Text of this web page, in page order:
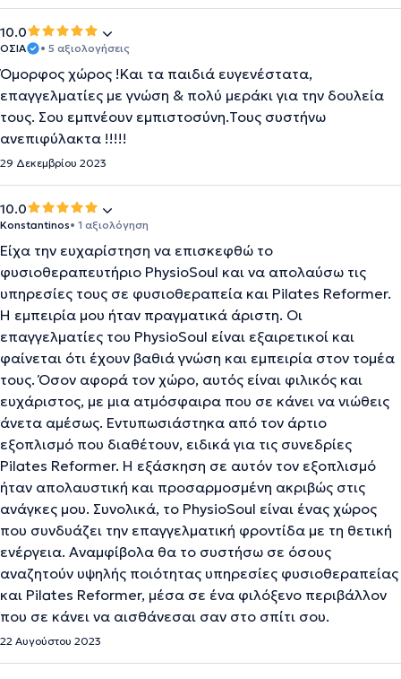
10.0
ΟΣΙΑ • 5 αξιολογήσεις
Όμορφος χώρος !Και τα παιδιά ευγενέστατα,
επαγγελματίες με γνώση & πολύ μεράκι για την δουλεία
τους. Σου εμπνέουν εμπιστοσύνη.Τους συστήνω
ανεπιφύλακτα !!!!!
29 Δεκεμβρίου 2023
10.0
Konstantinos• 1 αξιολόγηση
Είχα την ευχαρίστηση να επισκεφθώ το
φυσιοθεραπευτήριο PhysioSoul και να απολαύσω τις
υπηρεσίες τους σε φυσιοθεραπεία και Pilates Reformer.
Η εμπειρία μου ήταν πραγματικά άριστη. Οι
επαγγελματίες του PhysioSoul είναι εξαιρετικοί και
φαίνεται ότι έχουν βαθιά γνώση και εμπειρία στον τομέα
τους. Όσον αφορά τον χώρο, αυτός είναι φιλικός και
ευχάριστος, με μια ατμόσφαιρα που σε κάνει να νιώθεις
άνετα αμέσως. Εντυπωσιάστηκα από τον άρτιο
εξοπλισμό που διαθέτουν, ειδικά για τις συνεδρίες
Pilates Reformer. Η εξάσκηση σε αυτόν τον εξοπλισμό
ήταν απολαυστική και προσαρμοσμένη ακριβώς στις
ανάγκες μου. Συνολικά, το PhysioSoul είναι ένας χώρος
που συνδυάζει την επαγγελματική φροντίδα με τη θετική
ενέργεια. Αναμφίβολα θα το συστήσω σε όσους
αναζητούν υψηλής ποιότητας υπηρεσίες φυσιοθεραπείας
και Pilates Reformer, μέσα σε ένα φιλόξενο περιβάλλον
που σε κάνει να αισθάνεσαι σαν στο σπίτι σου.
22 Αυγούστου 2023